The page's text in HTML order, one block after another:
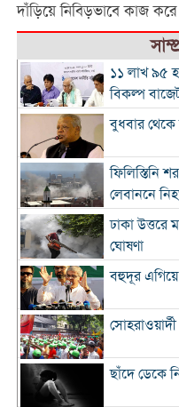
দাঁড়িয়ে নিবিড়ভাবে কাজ করে
১১ লাখ ৯৫
বিকল্প
বুধবার
ফিলিস্তিনি
লেবাননে
ঢাকা উত্তরে
ঘোষণা
বহুদূর
ছাঁদে ডেকে